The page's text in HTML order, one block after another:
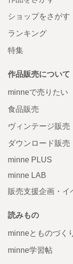
ショップをさがす
ランキング
特集
作品販売について
minneで売りたい
食品販売
ヴィンテージ販売
ダウンロード販売
minne PLUS
minne LAB
販売支援企画・イ
読みもの
minneとものづく
minne学習帖